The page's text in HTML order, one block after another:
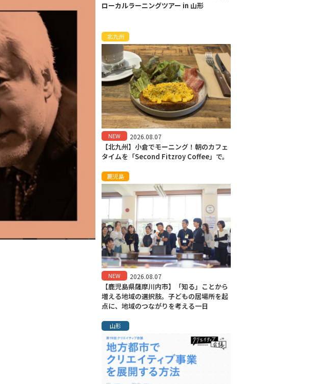
ローカルラーニングツアー in 山形
北九州
NEW 2026.08.07
【北九州】小倉でモーニング！朝のカフェ
タイムを「Second Fitzroy Coffee」で。
鹿児島
NEW 2026.08.07
【鹿児島県薩摩川内市】「知る」ことから
増える地域の選択肢。子どもの居場所を起
点に、地域のつながりを考える一日
山形